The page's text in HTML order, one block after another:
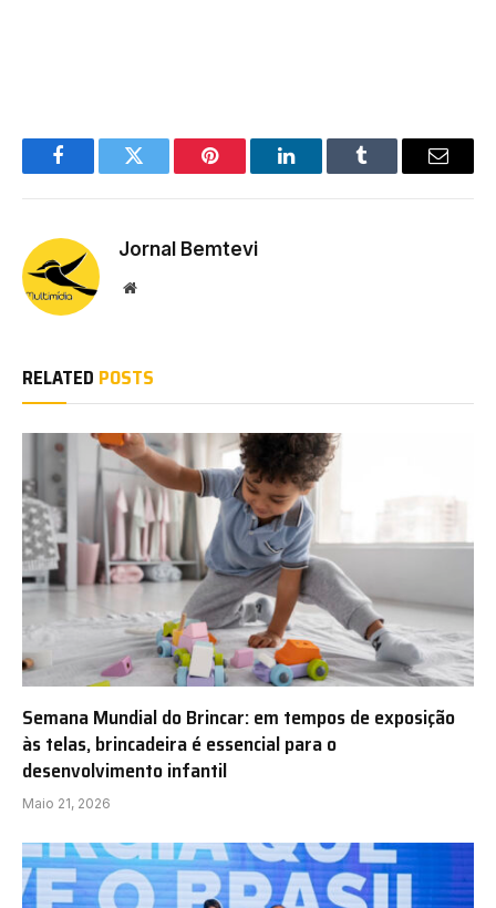
FacebookTwitter Pinterest LinkedInTumblr Email
Jornal Bemtevi
Website
RELATED POSTS
Semana Mundial do Brincar: em tempos de exposição
às telas, brincadeira é essencial para o
desenvolvimento infantil
Maio 21, 2026